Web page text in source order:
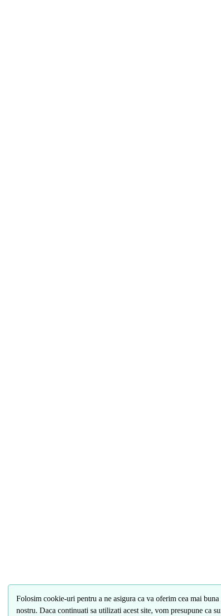
Folosim cookie-uri pentru a ne asigura ca va oferim cea mai
nostru. Daca continuati sa utilizati acest site, vom presupune ca